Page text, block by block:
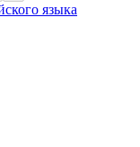
языка